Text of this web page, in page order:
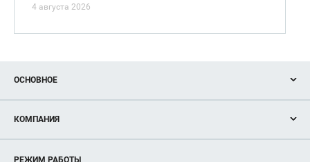
4 августа 2026
ОСНОВНОЕ
Новости
Магазины
Услуги
КОМПАНИЯ
РЕЖИМ РАБОТЫ